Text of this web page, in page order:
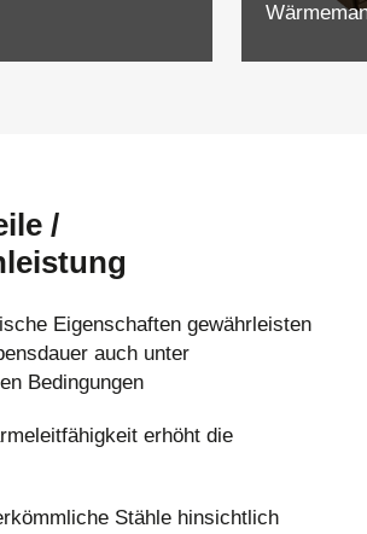
/
Eigenschaften gewährleisten
auch unter
Bedingungen
erhöht die
Stähle hinsichtlich